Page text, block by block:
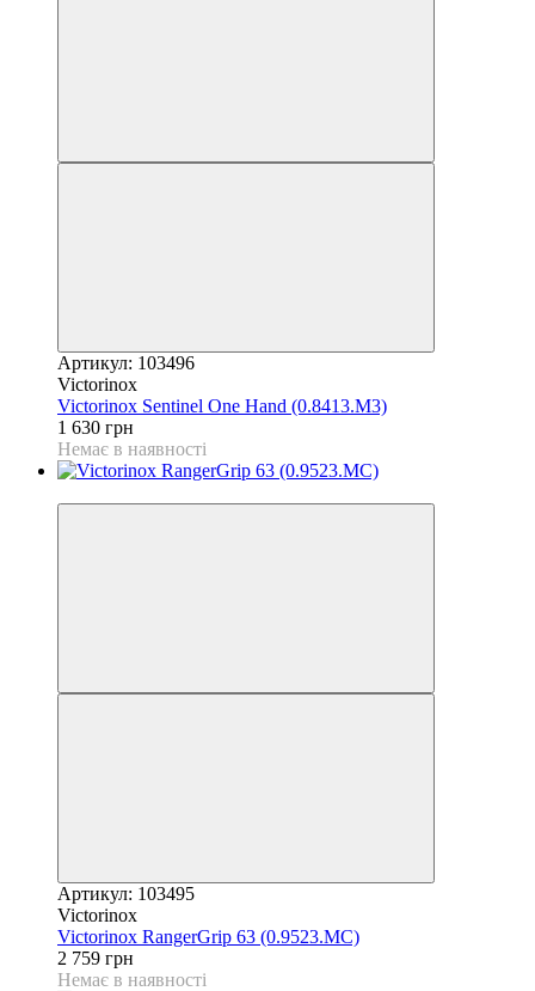
Артикул: 103496
Victorinox
Victorinox Sentinel One Hand (0.8413.M3)
1 630 грн
Немає в наявності
Артикул: 103495
Victorinox
Victorinox RangerGrip 63 (0.9523.MC)
2 759 грн
Немає в наявності